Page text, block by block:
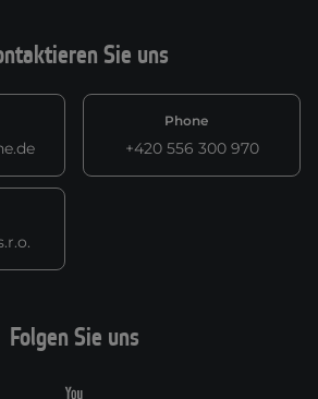
Sie uns
Phone
+420 556 300 970
Folgen Sie uns